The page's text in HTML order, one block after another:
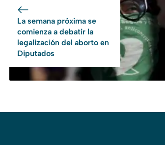
La semana próxima se
comienza a debatir la
legalización del aborto en
Diputados